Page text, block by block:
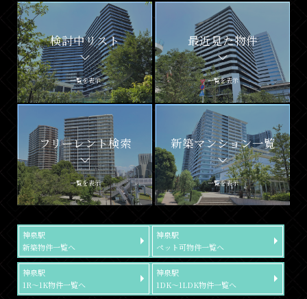
検討中リスト
一覧を表示
最近見た物件
一覧を表示
フリーレント検索
一覧を表示
新築マンション一覧
一覧を表示
神泉駅
新築物件一覧へ
神泉駅
ペット可物件一覧へ
神泉駅
1R～1K物件一覧へ
神泉駅
1DK～1LDK物件一覧へ